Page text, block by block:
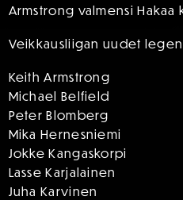
Armstrong valmensi Hakaa
Veikkausliigan uudet
Keith Armstrong
Michael Belfield
Peter Blomberg
Mika Hernesniemi
Jokke Kangaskorpi
Lasse Karjalainen
Juha Karvinen